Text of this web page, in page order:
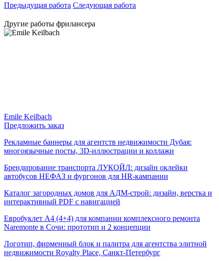
Предыдущая работа Следующая работа
Другие работы фрилансера
Emile Keilbach
Предложить заказ
Рекламные баннеры для агентств недвижимости Дубая:
многоязычные посты, 3D-иллюстрации и коллажи
Брендирование транспорта ЛУКОЙЛ: дизайн оклейки
автобусов НЕФАЗ и фургонов для HR-кампании
Каталог загородных домов для АДМ-строй: дизайн, верстка и
интерактивный PDF с навигацией
Евробуклет А4 (4+4) для компании комплексного ремонта
Naremonte в Сочи: прототип и 2 концепции
Логотип, фирменный блок и палитра для агентства элитной
недвижимости Royalty Place, Санкт-Петербург